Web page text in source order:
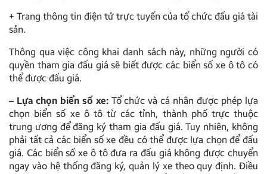
+ Trang thông tin điện tử trực tuyến của tổ chức đấu giá tài
sản.
Thông qua việc công khai danh sách này, những người có
quyền tham gia đấu giá sẽ biết được các biển số xe ô tô có
thể được đấu giá.
– Lựa chọn biển số xe:Tổ chức và cá nhân được phép lựa
chọn biển số xe ô tô từ các tỉnh, thành phố trực thuộc
trung ương để đăng ký tham gia đấu giá. Tuy nhiên, không
phải tất cả các biển số xe đều có thể được lựa chọn để đấu
giá. Các biển số xe ô tô đưa ra đấu giá không được chuyển
ngay vào hệ thống đăng ký, quản lý xe theo quy định. Điều